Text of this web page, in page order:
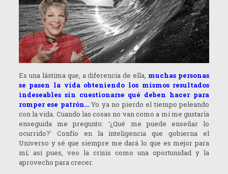
Es una lástima que, a diferencia de ella, muchas personas
se pasen la vida obteniendo los mismos resultados
indeseables sin cuestionarse qué deben hacer para
romper ese patrón…Yo ya no pierdo el tiempo peleando
con la vida. Cuando las cosas no van como a mí me gustaría
enseguida me pregunto: ‘¿Qué me puede enseñar lo
ocurrido?’ Confío en la inteligencia que gobierna el
Universo y sé que siempre me dará lo que es mejor para
mí; así pues, veo la crisis como una oportunidad y la
aprovecho para crecer.